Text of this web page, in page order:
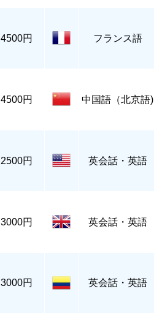
4500円 フランス語
4500円 中国語（北京語)
2500円 英会話・英語
3000円 英会話・英語
3000円 英会話・英語